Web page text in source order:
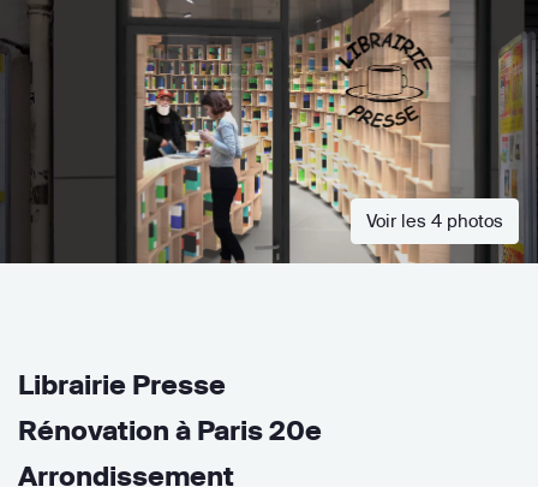
Voir les 4 photos
Librairie Presse
Rénovation à Paris 20e
Arrondissement